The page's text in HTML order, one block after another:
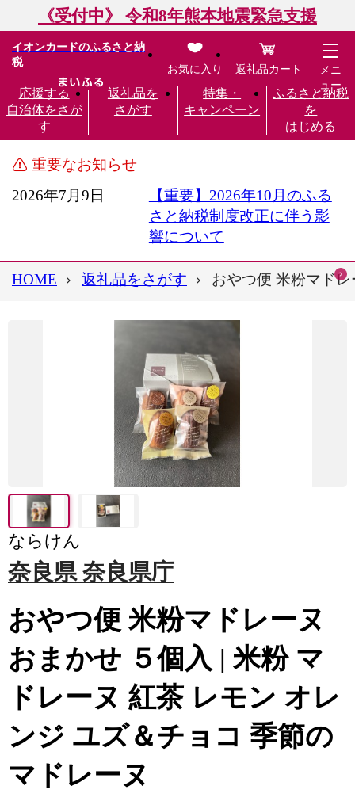
《受付中》 令和8年熊本地震緊急支援
イオンカードのふるさと納
税
応援する
自治体をさが
す
返礼品を
さがす
特集・
キャンペーン
ふるさと納税
を
はじめる
お気に入り 返礼品カート
メニ
ュー
重要なお知らせ
2026年7月9日
【重要】2026年10月のふる
さと納税制度改正に伴う影
響について
HOME 返礼品をさがす おやつ便 米粉マド
ならけん
奈良県 奈良県庁
おやつ便 米粉マドレーヌ
おまかせ ５個入 | 米粉 マ
ドレーヌ 紅茶 レモン オレ
ンジ ユズ＆チョコ 季節の
マドレーヌ